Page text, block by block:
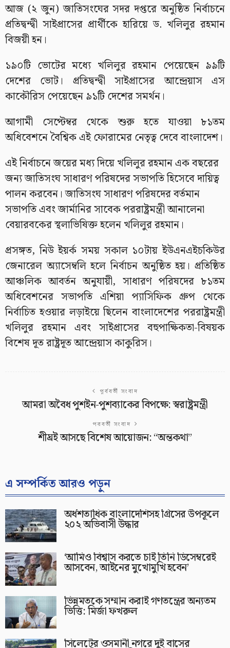
আজ (২ জুন) জাতিসংঘের সদর দপ্তরে অনুষ্ঠিত নির্বাচনে
প্রতিদ্বন্দ্বী সাইপ্রাসের প্রার্থীকে হারিয়ে ড. খলিলুর রহমান
বিজয়ী হন।
১৯০টি ভোটের মধ্যে খলিলুর রহমান পেয়েছেন ৯৯টি
দেশের ভোট। প্রতিদ্বন্দ্বী সাইপ্রাসের আন্দ্রেয়াস এস
কাকৌরিস পেয়েছেন ৯১টি দেশের সমর্থন।
আগামী সেপ্টেম্বর থেকে শুরু হতে যাওয়া ৮১তম
অধিবেশনে বৈশ্বিক এই ফোরামের নেতৃত্ব দেবে বাংলাদেশ।
এই নির্বাচনে জয়ের মধ্য দিয়ে খলিলুর রহমান এক বছরের
জন্য জাতিসংঘ সাধারণ পরিষদের সভাপতি হিসেবে দায়িত্ব
পালন করবেন। জাতিসংঘ সাধারণ পরিষদের বর্তমান
সভাপতি এবং জার্মানির সাবেক পররাষ্ট্রমন্ত্রী আনালেনা
বেয়ারবকের স্থলাভিষিক্ত হলেন খলিলুর রহমান।
প্রসঙ্গত, নিউ ইয়র্ক সময় সকাল ১০টায় ইউএনএইচকিউর
জেনারেল অ্যাসেম্বলি হলে নির্বাচন অনুষ্ঠিত হয়। প্রতিষ্ঠিত
আঞ্চলিক আবর্তন অনুযায়ী, সাধারণ পরিষদের ৮১তম
অধিবেশনের সভাপতি এশিয়া প্যাসিফিক গ্রুপ থেকে
নির্বাচিত হওয়ার লড়াইয়ে ছিলেন বাংলাদেশের পররাষ্ট্রমন্ত্রী
খলিলুর রহমান এবং সাইপ্রাসের বহুপাক্ষিকতা-বিষয়ক
বিশেষ দূত রাষ্ট্রদূত আন্দ্রেয়াস কাকুরিস।
পূর্ববর্তী সংবাদ
আমরা অবৈধ পুশইন-পুশব্যাকের বিপক্ষে: স্বরাষ্ট্রমন্ত্রী
পরবর্তী সংবাদ
শীঘ্রই আসছে বিশেষ আয়োজন: “অন্তকথা”
এ সম্পর্কিত আরও পড়ুন
অর্ধশতাধিক বাংলাদেশিসহ গ্রিসের উপকূলে
২০২ অভিবাসী উদ্ধার
‘আমিও বিশ্বাস করতে চাই তিনি ডিসেম্বরেই
আসবেন, আইনের মুখোমুখি হবেন’
ভিন্নমতকে সম্মান করাই গণতন্ত্রের অন্যতম
ভিত্তি: মির্জা ফখরুল
সিলেটের ওসমানী নগরে দুই বাসের